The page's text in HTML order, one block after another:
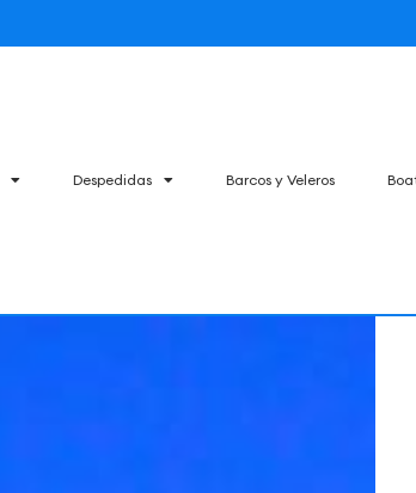
Despedidas Barcos y Veleros